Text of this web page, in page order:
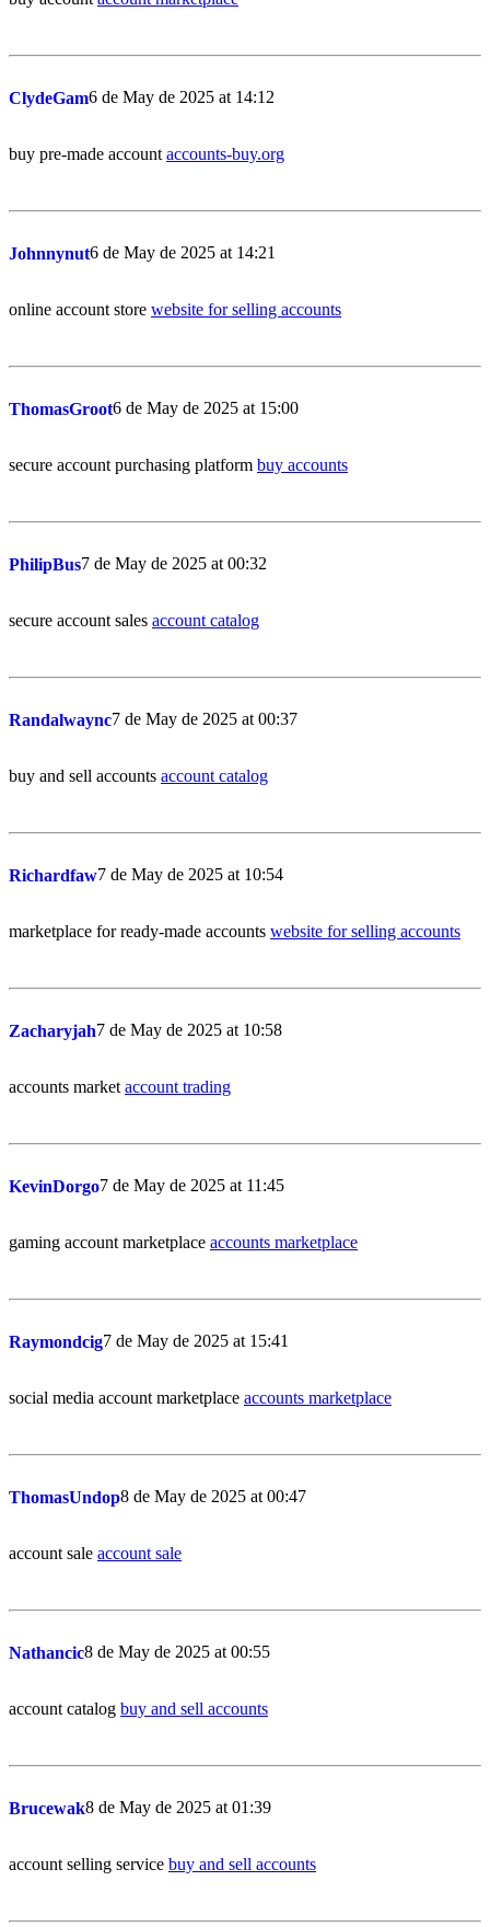
ClydeGam6 de May de 2025 at 14:12
buy pre-made account accounts-buy.org
Johnnynut6 de May de 2025 at 14:21
online account store website for selling accounts
ThomasGroot6 de May de 2025 at 15:00
secure account purchasing platform buy accounts
PhilipBus7 de May de 2025 at 00:32
secure account sales account catalog
Randalwaync7 de May de 2025 at 00:37
buy and sell accounts account catalog
Richardfaw7 de May de 2025 at 10:54
marketplace for ready-made accounts website for selling accounts
Zacharyjah7 de May de 2025 at 10:58
accounts market account trading
KevinDorgo7 de May de 2025 at 11:45
gaming account marketplace accounts marketplace
Raymondcig7 de May de 2025 at 15:41
social media account marketplace accounts marketplace
ThomasUndop8 de May de 2025 at 00:47
account sale account sale
Nathancic8 de May de 2025 at 00:55
account catalog buy and sell accounts
Brucewak8 de May de 2025 at 01:39
account selling service buy and sell accounts